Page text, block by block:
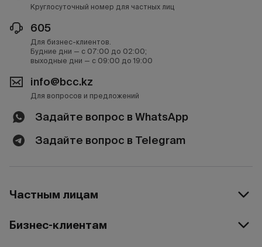
Круглосуточный номер для частных лиц
605
Для бизнес-клиентов.
Будние дни — с 07:00 до 02:00;
выходные дни — с 09:00 до 19:00
info@bcc.kz
Для вопросов и предложений
Задайте вопрос в WhatsApp
Задайте вопрос в Telegram
Частным лицам
Бизнес-клиентам